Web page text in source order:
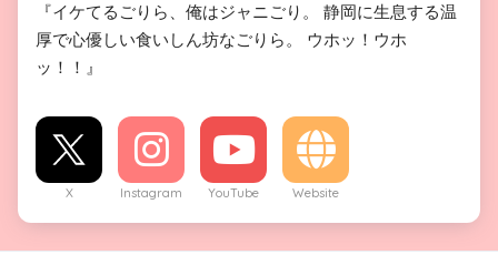
『イケてるごりら、俺はジャニごり。 静岡に生息する温
厚で心優しい食いしん坊なごりら。 ウホッ！ウホ
ッ！！』
X Instagram YouTube Website